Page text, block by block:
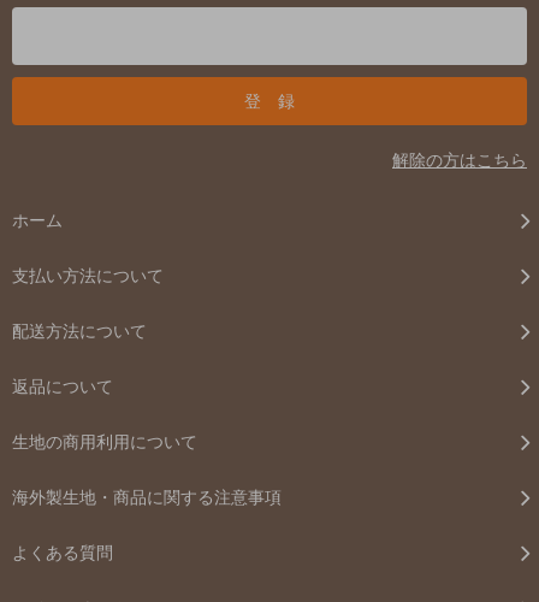
解除の方はこちら
ホーム
支払い方法について
配送方法について
返品について
生地の商用利用について
海外製生地・商品に関する注意事項
よくある質問